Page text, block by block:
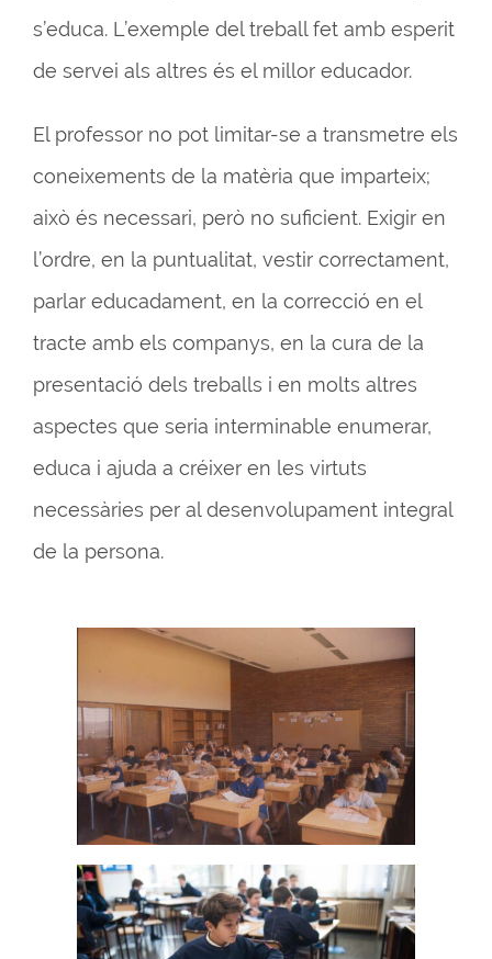
s’educa. L’exemple del treball fet amb esperit
de servei als altres és el millor educador.
El professor no pot limitar-se a transmetre els
coneixements de la matèria que imparteix;
això és necessari, però no suficient. Exigir en
l’ordre, en la puntualitat, vestir correctament,
parlar educadament, en la correcció en el
tracte amb els companys, en la cura de la
presentació dels treballs i en molts altres
aspectes que seria interminable enumerar,
educa i ajuda a créixer en les virtuts
necessàries per al desenvolupament integral
de la persona.